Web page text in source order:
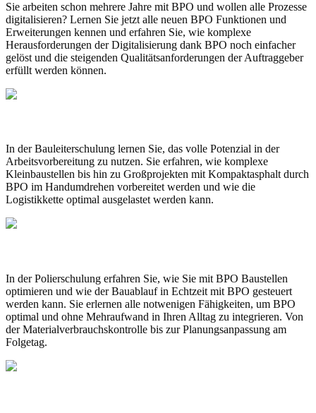
Sie arbeiten schon mehrere Jahre mit BPO und wollen alle Prozesse
digitalisieren? Lernen Sie jetzt alle neuen BPO Funktionen und
Erweiterungen kennen und erfahren Sie, wie komplexe
Herausforderungen der Digitalisierung dank BPO noch einfacher
gelöst und die steigenden Qualitätsanforderungen der Auftraggeber
erfüllt werden können.
In der Bauleiterschulung lernen Sie, das volle Potenzial in der
Arbeitsvorbereitung zu nutzen. Sie erfahren, wie komplexe
Kleinbaustellen bis hin zu Großprojekten mit Kompaktasphalt durch
BPO im Handumdrehen vorbereitet werden und wie die
Logistikkette optimal ausgelastet werden kann.
In der Polierschulung erfahren Sie, wie Sie mit BPO Baustellen
optimieren und wie der Bauablauf in Echtzeit mit BPO gesteuert
werden kann. Sie erlernen alle notwenigen Fähigkeiten, um BPO
optimal und ohne Mehraufwand in Ihren Alltag zu integrieren. Von
der Materialverbrauchskontrolle bis zur Planungsanpassung am
Folgetag.